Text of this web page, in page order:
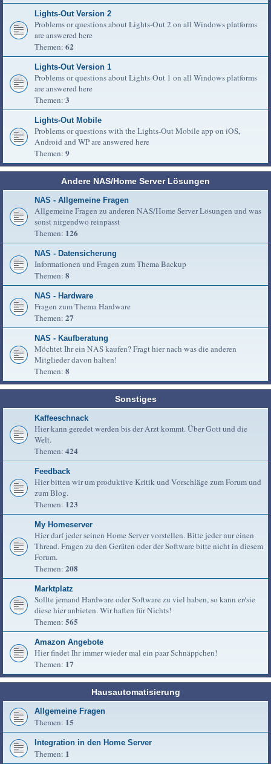
Lights-Out Version 2
Problems or questions about Lights-Out 2 on all Windows platforms
are answered here
Themen: 62
Lights-Out Version 1
Problems or questions about Lights-Out 1 on all Windows platforms
are answered here
Themen: 3
Lights-Out Mobile
Problems or questions with the Lights-Out Mobile app on iOS,
Android and WP are answered here
Themen: 9
Andere NAS/Home Server Lösungen
NAS - Allgemeine Fragen
Allgemeine Fragen zu anderen NAS/Home Server Lösungen und was
sonst nirgendwo reinpasst
Themen: 126
NAS - Datensicherung
Informationen und Fragen zum Thema Backup
Themen: 8
NAS - Hardware
Fragen zum Thema Hardware
Themen: 27
NAS - Kaufberatung
Möchtet Ihr ein NAS kaufen? Fragt hier nach was die anderen
Mitglieder davon halten!
Themen: 8
Sonstiges
Kaffeeschnack
Hier kann geredet werden bis der Arzt kommt. Über Gott und die
Welt.
Themen: 424
Feedback
Hier bitten wir um produktive Kritik und Vorschläge zum Forum und
zum Blog.
Themen: 123
My Homeserver
Hier darf jeder seinen Home Server vorstellen. Bitte jeder nur einen
Thread. Fragen zu den Geräten oder der Software bitte nicht in diesem
Forum.
Themen: 208
Marktplatz
Sollte jemand Hardware oder Software zu viel haben, so kann er/sie
diese hier anbieten. Wir haften für Nichts!
Themen: 565
Amazon Angebote
Hier findet Ihr immer wieder mal ein paar Schnäppchen!
Themen: 17
Hausautomatisierung
Allgemeine Fragen
Themen: 15
Integration in den Home Server
Themen: 1